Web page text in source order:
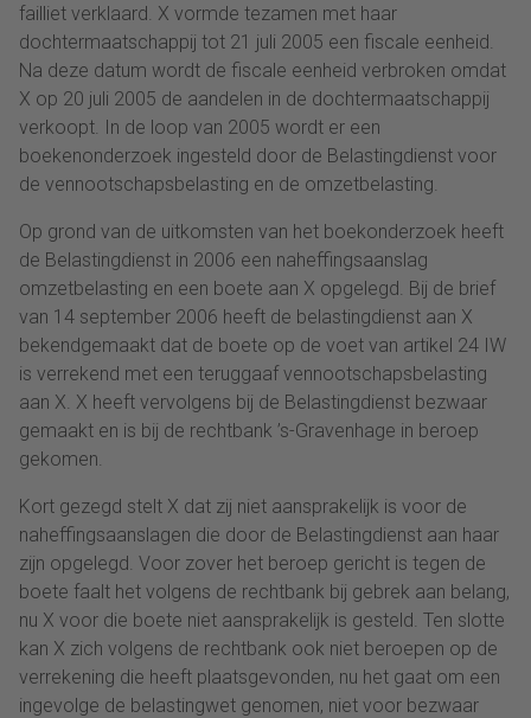
failliet verklaard. X vormde tezamen met haar
dochtermaatschappij tot 21 juli 2005 een fiscale eenheid.
Na deze datum wordt de fiscale eenheid verbroken omdat
X op 20 juli 2005 de aandelen in de dochtermaatschappij
verkoopt. In de loop van 2005 wordt er een
boekenonderzoek ingesteld door de Belastingdienst voor
de vennootschapsbelasting en de omzetbelasting.
Op grond van de uitkomsten van het boekonderzoek heeft
de Belastingdienst in 2006 een naheffingsaanslag
omzetbelasting en een boete aan X opgelegd. Bij de brief
van 14 september 2006 heeft de belastingdienst aan X
bekendgemaakt dat de boete op de voet van artikel 24 IW
is verrekend met een teruggaaf vennootschapsbelasting
aan X. X heeft vervolgens bij de Belastingdienst bezwaar
gemaakt en is bij de rechtbank ’s-Gravenhage in beroep
gekomen.
Kort gezegd stelt X dat zij niet aansprakelijk is voor de
naheffingsaanslagen die door de Belastingdienst aan haar
zijn opgelegd. Voor zover het beroep gericht is tegen de
boete faalt het volgens de rechtbank bij gebrek aan belang,
nu X voor die boete niet aansprakelijk is gesteld. Ten slotte
kan X zich volgens de rechtbank ook niet beroepen op de
verrekening die heeft plaatsgevonden, nu het gaat om een
ingevolge de belastingwet genomen, niet voor bezwaar